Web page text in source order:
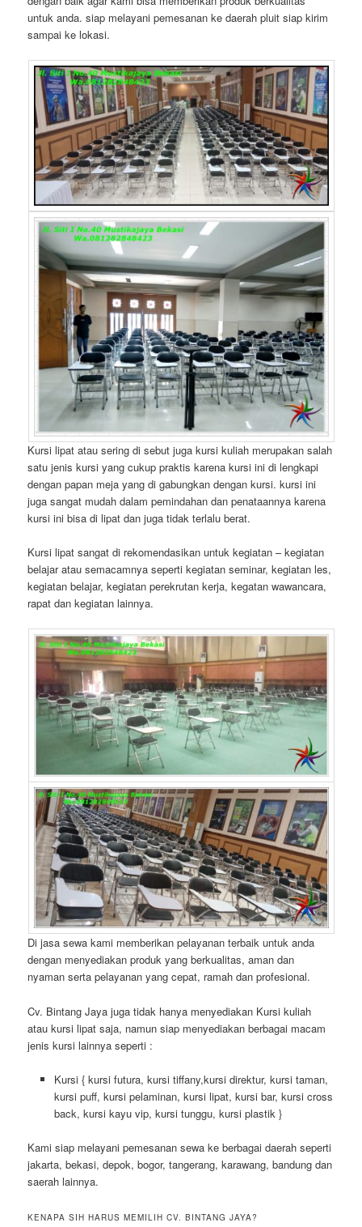
untuk anda. siap melayani pemesanan ke daerah pluit siap kirim
sampai ke lokasi.
Kursi lipat atau sering di sebut juga kursi kuliah merupakan salah
satu jenis kursi yang cukup praktis karena kursi ini di lengkapi
dengan papan meja yang di gabungkan dengan kursi. kursi ini
juga sangat mudah dalam pemindahan dan penataannya karena
kursi ini bisa di lipat dan juga tidak terlalu berat.
Kursi lipat sangat di rekomendasikan untuk kegiatan – kegiatan
belajar atau semacamnya seperti kegiatan seminar, kegiatan les,
kegiatan belajar, kegiatan perekrutan kerja, kegatan wawancara,
rapat dan kegiatan lainnya.
Di jasa sewa kami memberikan pelayanan terbaik untuk anda
dengan menyediakan produk yang berkualitas, aman dan
nyaman serta pelayanan yang cepat, ramah dan profesional.
Cv. Bintang Jaya juga tidak hanya menyediakan Kursi kuliah
atau kursi lipat saja, namun siap menyediakan berbagai macam
jenis kursi lainnya seperti :
Kursi { kursi futura, kursi tiffany,kursi direktur, kursi taman,
kursi puff, kursi pelaminan, kursi lipat, kursi bar, kursi cross
back, kursi kayu vip, kursi tunggu, kursi plastik }
Kami siap melayani pemesanan sewa ke berbagai daerah seperti
jakarta, bekasi, depok, bogor, tangerang, karawang, bandung dan
saerah lainnya.
KENAPA SIH HARUS MEMILIH CV. BINTANG JAYA?